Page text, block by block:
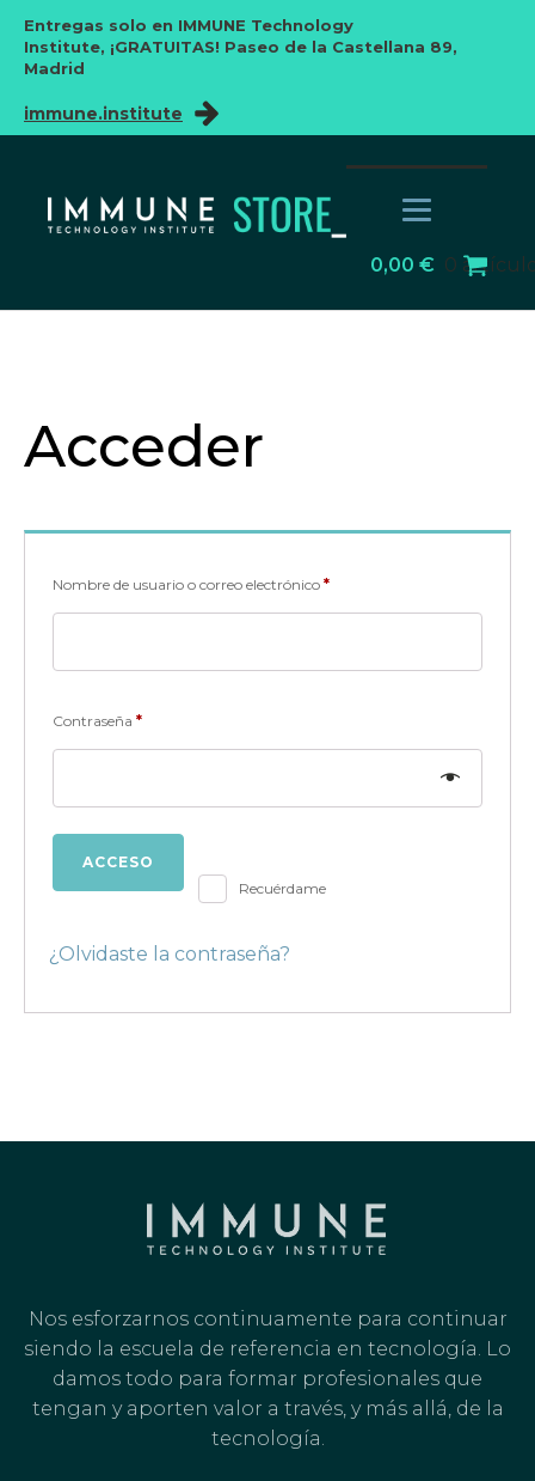
Entregas solo en IMMUNE Technology
Institute, ¡GRATUITAS! Paseo de la Castellana 89,
Madrid
immune.institute
0,00 € 0
Acceder
Nombre de usuario o correo electrónico *Obligatorio
Contraseña *Obligatorio
Recuérdame
ACCESO
¿Olvidaste la contraseña?
Nos esforzarnos continuamente para continuar
siendo la escuela de referencia en tecnología. Lo
damos todo para formar profesionales que
tengan y aporten valor a través, y más allá, de la
tecnología.